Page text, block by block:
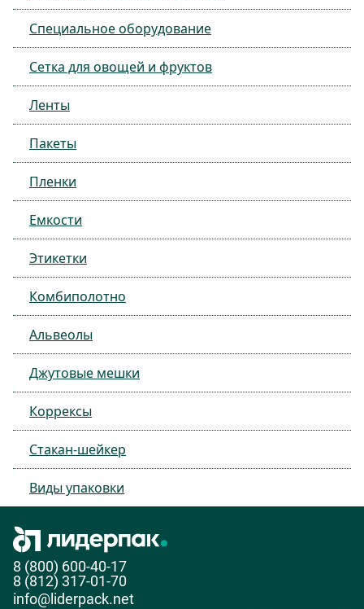
Специальное оборудование
Сетка для овощей и фруктов
Ленты
Пакеты
Пленки
Емкости
Этикетки
Комбиполотно
Альвеолы
Джутовые мешки
Коррексы
Стакан-шейкер
Виды упаковки
8 (800) 600-40-17
8 (812) 317-01-70
info@liderpack.net